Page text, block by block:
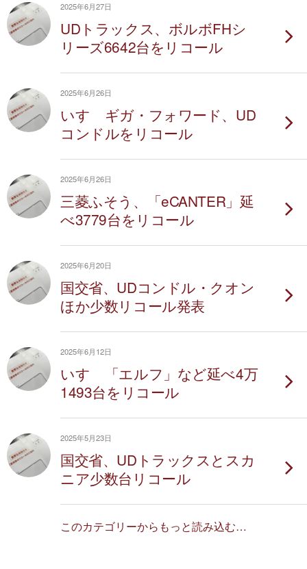
2025年6月27日
UDトラックス、ボルボFHシ
リーズ6642台をリコール
2025年6月26日
いすゞギガ・フォワード、UD
コンドルをリコール
2025年6月26日
三菱ふそう、「eCANTER」延
べ3779台をリコール
2025年6月20日
国交省、UDコンドル・クオン
ほか少数リコール発表
2025年6月12日
いすゞ「エルフ」など延べ4万
1493台をリコール
2025年5月23日
国交省、UDトラックスとスカ
ニア少数台リコール
このカテゴリーからもっと読み込む…